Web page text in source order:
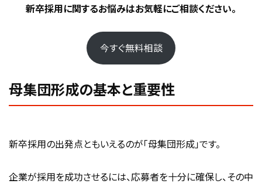
新卒採用に関するお悩みはお気軽にご相談ください。
今すぐ無料相談
母集団形成の基本と重要性
新卒採用の出発点ともいえるのが「母集団形成」です。
企業が採用を成功させるには、応募者を十分に確保し、その中